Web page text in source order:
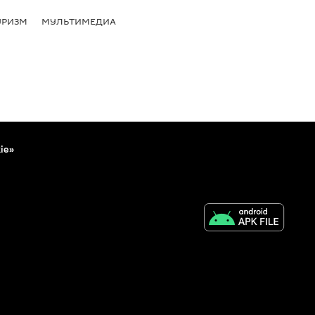
МУЛЬТИМЕДИА